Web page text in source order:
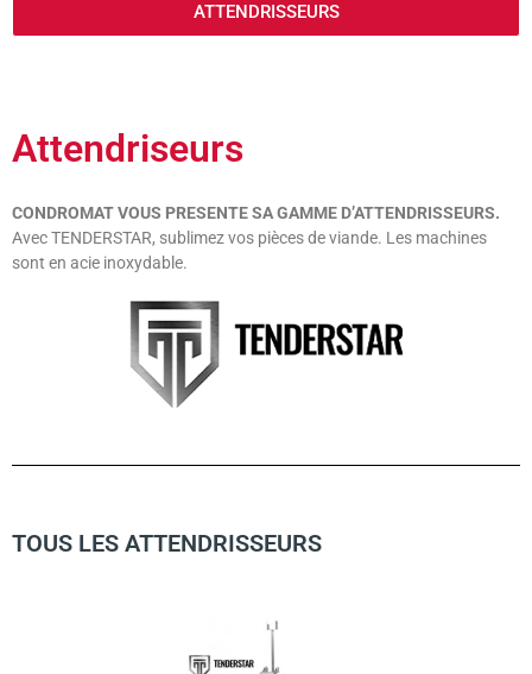
ATTENDRISSEURS
Attendriseurs
CONDROMAT VOUS PRESENTE SA GAMME D’ATTENDRISSEURS.
Avec TENDERSTAR, sublimez vos pièces de viande. Les machines
sont en acie inoxydable.
TOUS LES ATTENDRISSEURS